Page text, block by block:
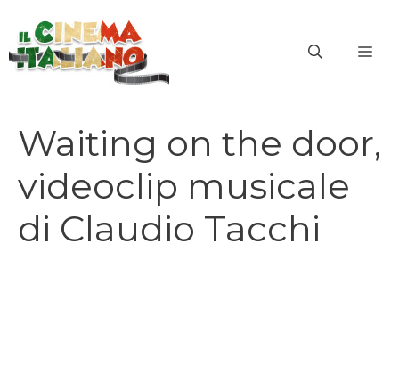
contenuto
Waiting on the door,
videoclip musicale
di Claudio Tacchi